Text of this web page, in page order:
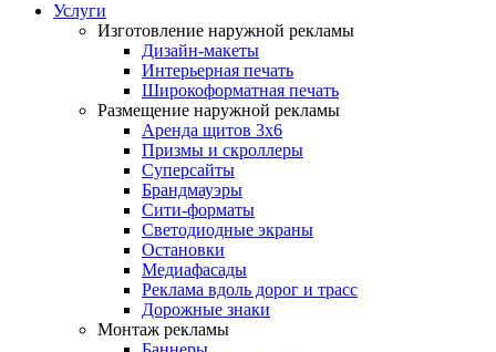
Услуги
Изготовление наружной рекламы
Дизайн-макеты
Интерьерная печать
Широкоформатная печать
Размещение наружной рекламы
Аренда щитов 3х6
Призмы и скроллеры
Суперсайты
Брандмауэры
Сити-форматы
Светодиодные экраны
Остановки
Медиафасады
Реклама вдоль дорог и трасс
Дорожные знаки
Монтаж рекламы